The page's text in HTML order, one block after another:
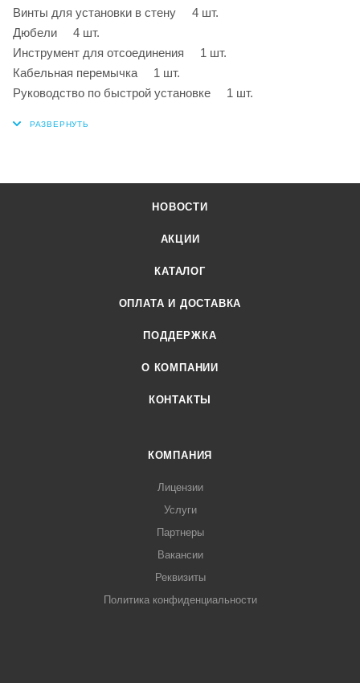
Винты для установки в стену 4 шт.
Дюбели 4 шт.
Инструмент для отсоединения 1 шт.
Кабельная перемычка 1 шт.
Руководство по быстрой установке 1 шт.
НОВОСТИ
АКЦИИ
КАТАЛОГ
ОПЛАТА И ДОСТАВКА
ПОДДЕРЖКА
О КОМПАНИИ
КОНТАКТЫ
КОМПАНИЯ
Лицензии
Услуги
Партнеры
Вакансии
Реквизиты
Политика конфиденциальности